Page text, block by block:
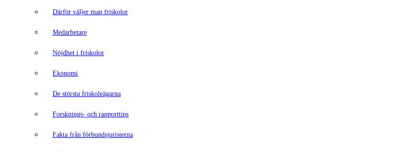
Därför väljer man friskolor
Medarbetare
Nöjdhet i friskolor
Ekonomi
De största friskoleägarna
Forsknings- och rapporttips
Fakta från förbundsjuristerna